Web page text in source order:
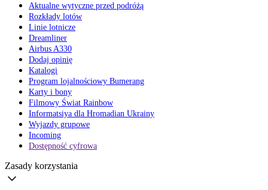
Aktualne wytyczne przed podróżą
Rozkłady lotów
Linie lotnicze
Dreamliner
Airbus A330
Dodaj opinię
Katalogi
Program lojalnościowy Bumerang
Karty i bony
Filmowy Świat Rainbow
Informatsiya dla Hromadian Ukrainy
Wyjazdy grupowe
Incoming
Dostępność cyfrowa
Zasady korzystania